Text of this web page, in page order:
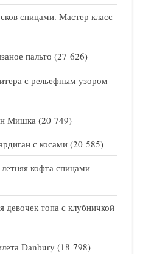
спицами. Мастер класс
пальто (27 626)
с рельефным узором
Мишка (20 749)
с косами (20 585)
кофта спицами
девочек топа с клубничкой
Danbury (18 798)